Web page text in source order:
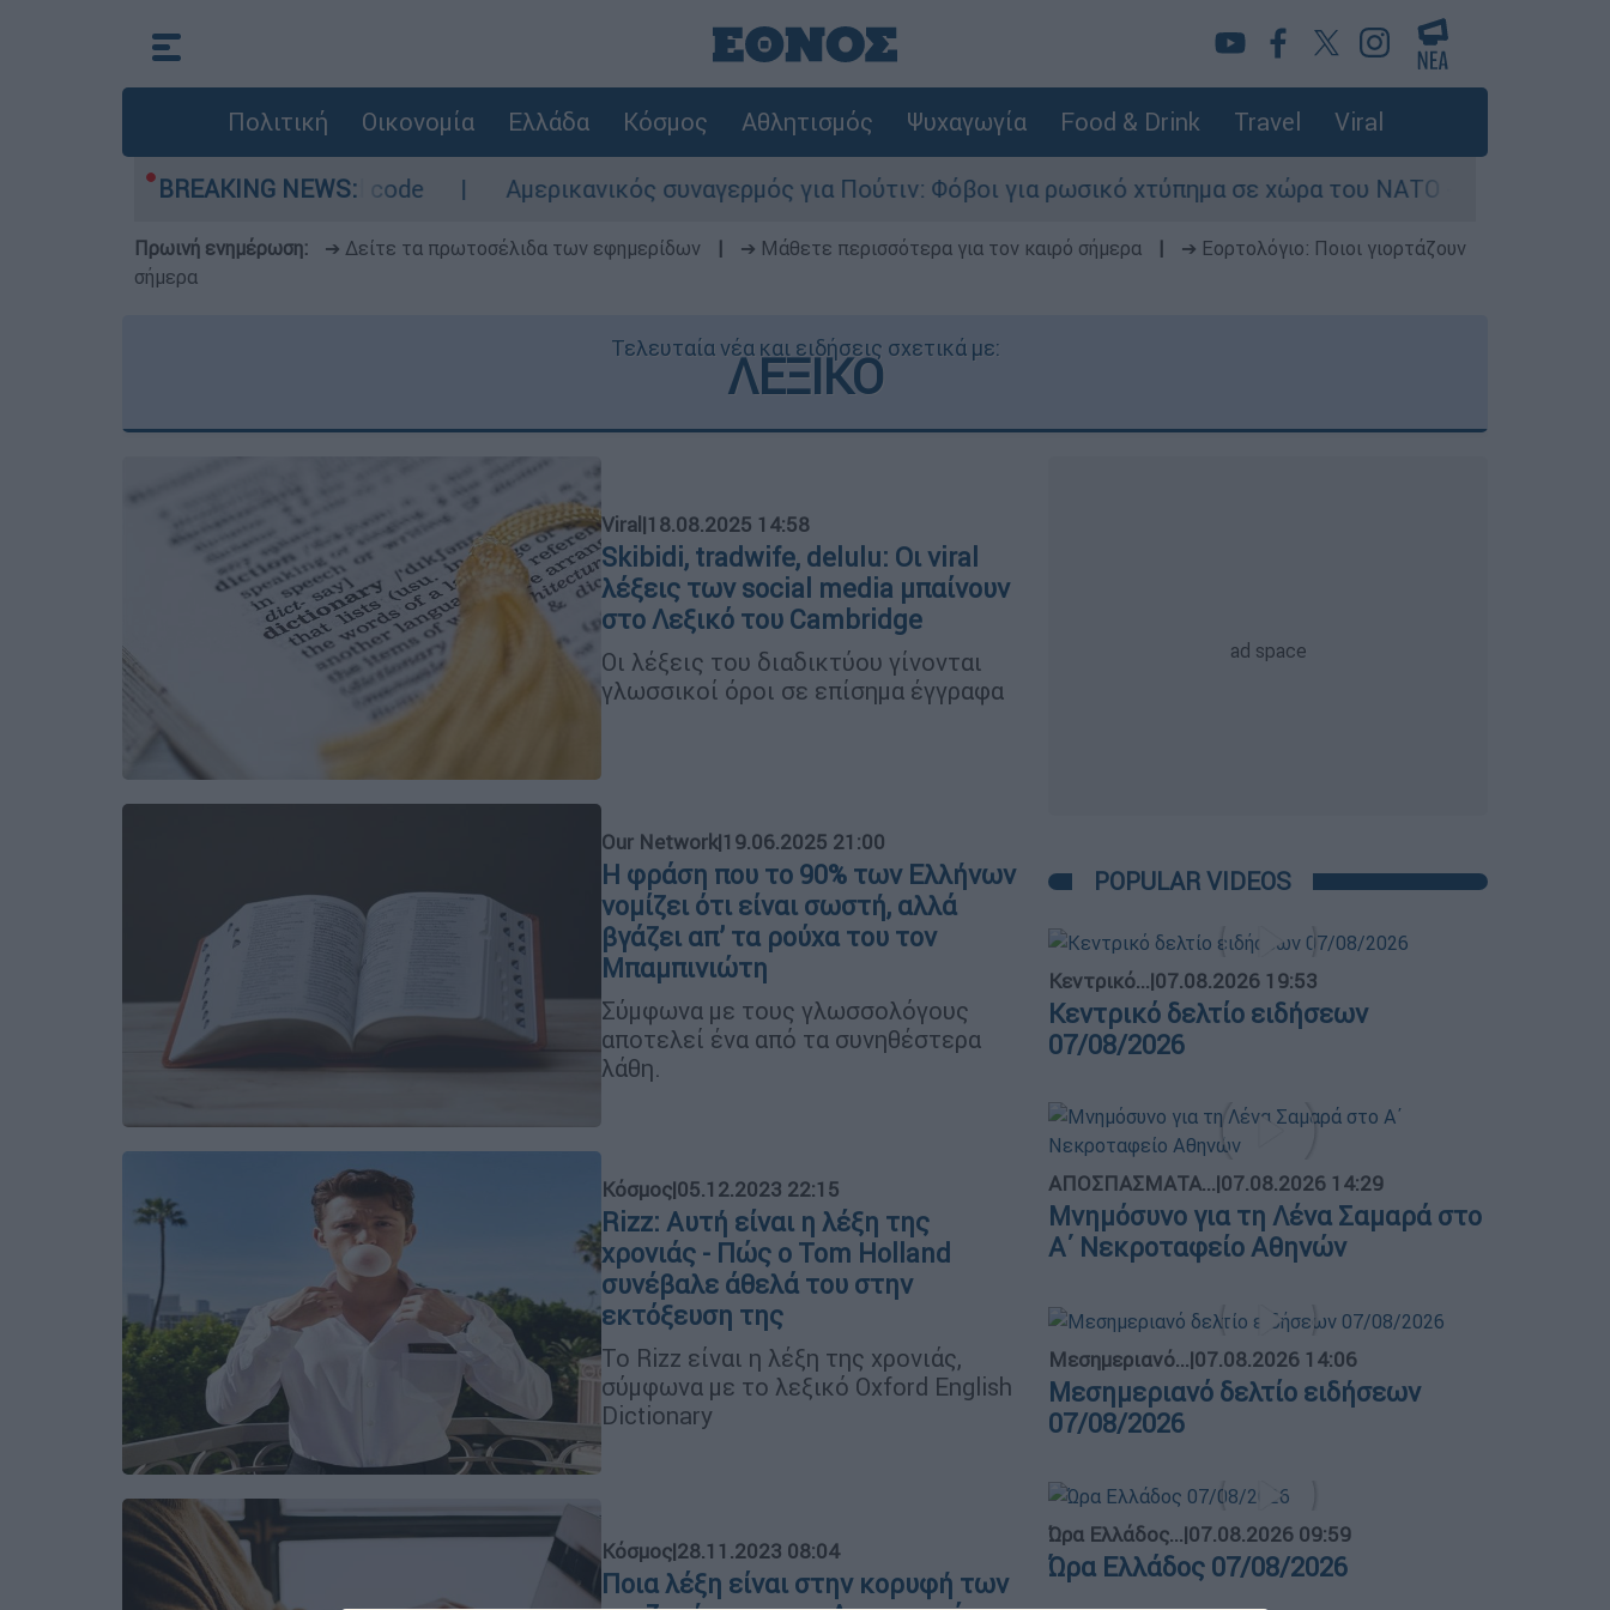
Πολιτική Οικονομία Ελλάδα Κόσμος Αθλητισμός Ψυχαγωγία Food & Drink Travel Viral
BREAKING NEWS:
περιοχές σε red code Αμερικανικός συναγερμός για Πούτιν: Φόβοι για ρωσικό χτύπημα σε χώρα του ΝΑΤΟ - Τα βασικά σενάρια έως το
Πρωινή ενημέρωση: ➔ Δείτε τα πρωτοσέλιδα των εφημερίδων ➔ Μάθετε περισσότερα για τον καιρό σήμερα
➔ Εορτολόγιο: Ποιοι γιορτάζουν
σήμερα
Τελευταία νέα και ειδήσεις σχετικά με:
ΛΕΞΙΚΟ
Viral|18.08.2025 14:58
Skibidi, tradwife, delulu: Οι viral
λέξεις των social media μπαίνουν
στο Λεξικό του Cambridge
Οι λέξεις του διαδικτύου γίνονται
γλωσσικοί όροι σε επίσημα έγγραφα
Our Network|19.06.2025 21:00
Η φράση που το 90% των Ελλήνων
νομίζει ότι είναι σωστή, αλλά
βγάζει απ’ τα ρούχα του τον
Μπαμπινιώτη
Σύμφωνα με τους γλωσσολόγους
αποτελεί ένα από τα συνηθέστερα
λάθη.
Κόσμος|05.12.2023 22:15
Rizz: Αυτή είναι η λέξη της
χρονιάς - Πώς ο Tom Holland
συνέβαλε άθελά του στην
εκτόξευση της
Το Rizz είναι η λέξη της χρονιάς,
σύμφωνα με το λεξικό Oxford English
Dictionary
Κόσμος|28.11.2023 08:04
Ποια λέξη είναι στην κορυφή των
POPULAR VIDEOS
Κεντρικό...|07.08.2026 19:53
Κεντρικό δελτίο ειδήσεων
07/08/2026
ΑΠΟΣΠΑΣΜΑΤΑ...|07.08.2026 14:29
Μνημόσυνο για τη Λένα Σαμαρά στο
Α΄ Νεκροταφείο Αθηνών
Μεσημεριανό...|07.08.2026 14:06
Μεσημεριανό δελτίο ειδήσεων
07/08/2026
Ώρα Ελλάδος...|07.08.2026 09:59
Ώρα Ελλάδος 07/08/2026